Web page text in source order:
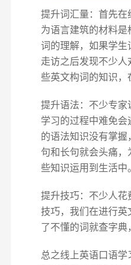
提升词汇量：首先在
为语言建筑的材料
词的理解，如果学生
走访之后发现不少
些英文构词的知识，
提升语法：不少专家
学习的过程中难免
的语法知识没有掌
句和长句就会头痛
些知识运用到生活中。
提升技巧：不少人花
技巧，我们在进行英
了不懂的词就查字典
总之线上英语口语